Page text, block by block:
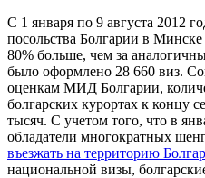
С 1 января по 9 августа 2012
посольства Болгарии в
80% больше, чем за
было оформлено 28 660 виз.
оценкам МИД Болгарии,
болгарских курортах к концу
тысяч. С учетом того, что в
обладатели многократных
въезжать на территорию
национальной визы,